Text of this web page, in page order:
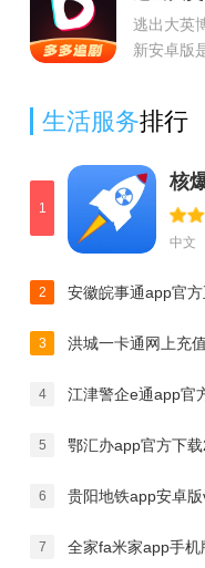
资源，各
逃出大英
新安卓版
观影需求
生活服务排行
1
中
2 安徽皖事通app官
3 洪城一卡通网上充
4
5
6 贵阳地铁app安卓
7